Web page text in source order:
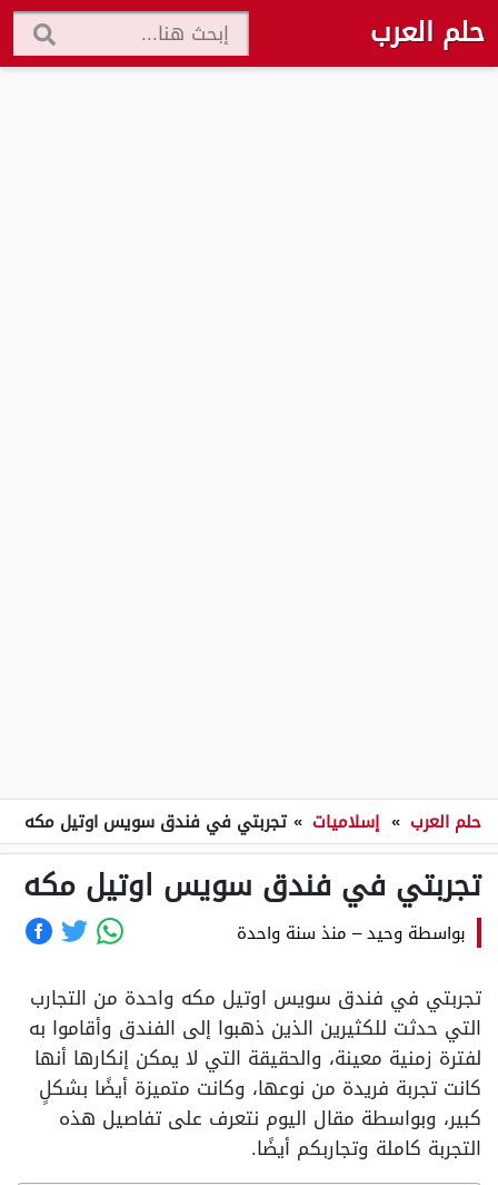
حلم العرب
حلم العرب » إسلاميات » تجربتي في فندق سويس اوتيل مكه
تجربتي في فندق سويس اوتيل مكه
بواسطة وحيد– منذ سنة واحدة
تجربتي في فندق سويس اوتيل مكه واحدة من التجارب
التي حدثت للكثيرين الذين ذهبوا إلى الفندق وأقاموا به
لفترة زمنية معينة، والحقيقة التي لا يمكن إنكارها أنها
كانت تجربة فريدة من نوعها، وكانت متميزة أيضًا بشكلٍ
كبير، وبواسطة مقال اليوم نتعرف على تفاصيل هذه
التجربة كاملة وتجاربكم أيضًا.